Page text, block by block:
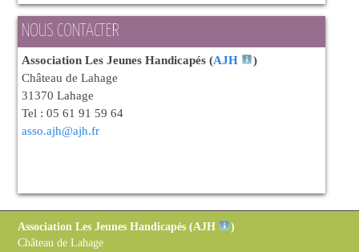
NOUS CONTACTER
Association Les Jeunes Handicapés (AJH
)
Château de Lahage
31370 Lahage
Tel : 05 61 91 59 64
asso.ajh@ajh.fr
Association Les Jeunes Handicapés (AJH
)
Château de Lahage